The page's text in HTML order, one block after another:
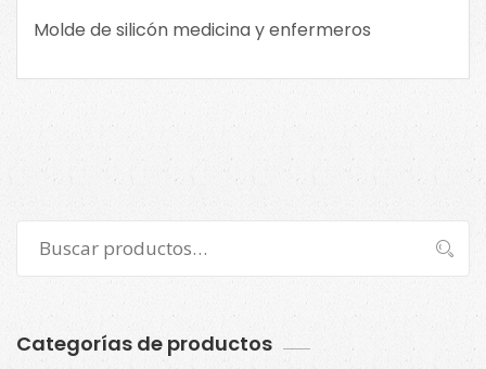
Molde de silicón medicina y enfermeros
por:
Buscar
Categorías de productos